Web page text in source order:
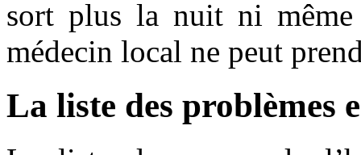
sort plus la nuit ni même
médecin local ne peut
La liste des problèmes